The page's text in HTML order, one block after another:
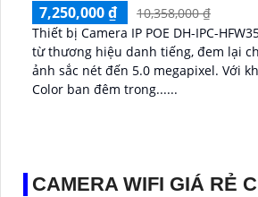
7,250,000 ₫
10,358,000 ₫
Thiết bị Camera IP POE DH-IPC-
từ thương hiệu danh tiếng, đem lại
ảnh sắc nét đến 5.0 megapixel. Với khả năng xem Full
Color ban đêm trong......
CAMERA WIFI GIÁ RẺ